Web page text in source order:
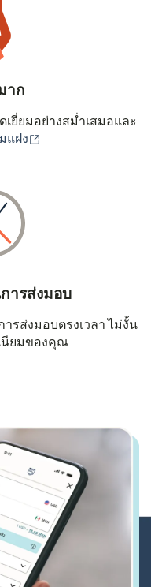
าก
ยี่ยมอย่างสม่ำเสมอและ
แฝง
การส่งมอบ
รส่งมอบตรงเวลา ไม่งั้น
นียมของคุณ